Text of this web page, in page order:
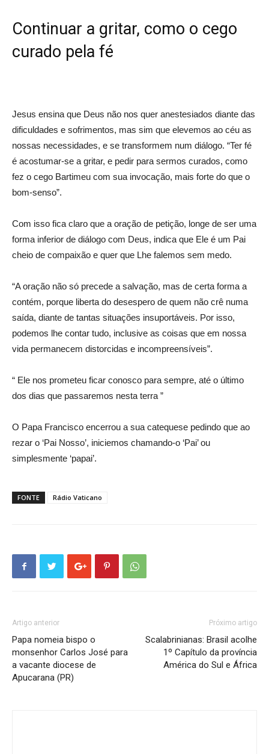
Continuar a gritar, como o cego
curado pela fé
Jesus ensina que Deus não nos quer anestesiados diante das
dificuldades e sofrimentos, mas sim que elevemos ao céu as
nossas necessidades, e se transformem num diálogo. “Ter fé
é acostumar-se a gritar, e pedir para sermos curados, como
fez o cego Bartimeu com sua invocação, mais forte do que o
bom-senso”.
Com isso fica claro que a oração de petição, longe de ser uma
forma inferior de diálogo com Deus, indica que Ele é um Pai
cheio de compaixão e quer que Lhe falemos sem medo.
“A oração não só precede a salvação, mas de certa forma a
contém, porque liberta do desespero de quem não crê numa
saída, diante de tantas situações insuportáveis. Por isso,
podemos lhe contar tudo, inclusive as coisas que em nossa
vida permanecem distorcidas e incompreensíveis”.
“ Ele nos prometeu ficar conosco para sempre, até o último
dos dias que passaremos nesta terra ”
O Papa Francisco encerrou a sua catequese pedindo que ao
rezar o ‘Pai Nosso’, iniciemos chamando-o ‘Pai’ ou
simplesmente ‘papai’.
FONTE Rádio Vaticano
Artigo anterior
Papa nomeia bispo o
monsenhor Carlos José para
a vacante diocese de
Apucarana (PR)
Próximo artigo
Scalabrinianas: Brasil acolhe
1º Capítulo da província
América do Sul e África